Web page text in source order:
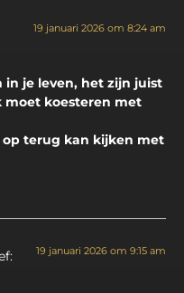
19 januari 2026 om 8:24 am
in je leven, het zijn juist
koesteren met
terug kan kijken met
19 januari 2026 om 9:15 am